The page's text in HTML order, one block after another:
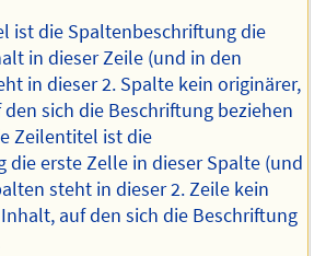
ist die Spaltenbeschriftung die
in dieser Zeile (und in den
in dieser 2. Spalte kein originärer,
sich die Beschriftung beziehen
Zeilentitel ist die
die erste Zelle in dieser Spalte (und
steht in dieser 2. Zeile kein
auf den sich die Beschriftung